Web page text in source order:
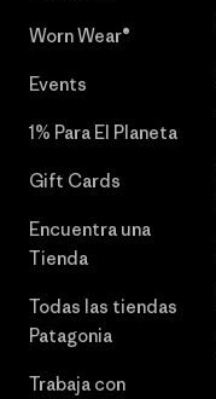
Worn Wear®
Events
1% Para El Planeta
Gift Cards
Encuentra una
Tienda
Todas las tiendas
Patagonia
Trabaja con